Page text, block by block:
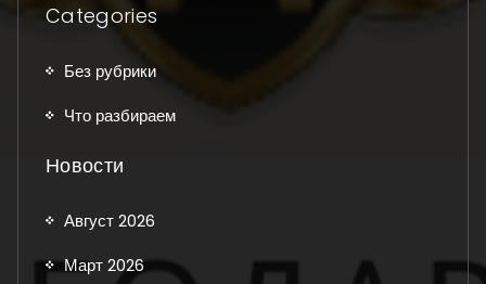
Categories
Без рубрики
Что разбираем
Новости
Август 2026
Март 2026